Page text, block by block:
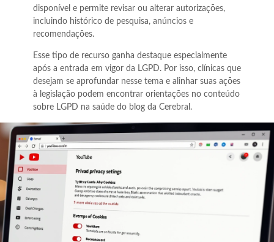
disponível e permite revisar ou alterar autorizações,
incluindo histórico de pesquisa, anúncios e
recomendações.
Esse tipo de recurso ganha destaque especialmente
após a entrada em vigor da LGPD. Por isso, clínicas que
desejam se aprofundar nesse tema e alinhar suas ações
à legislação podem encontrar orientações no conteúdo
sobre LGPD na saúde do blog da Cerebral.